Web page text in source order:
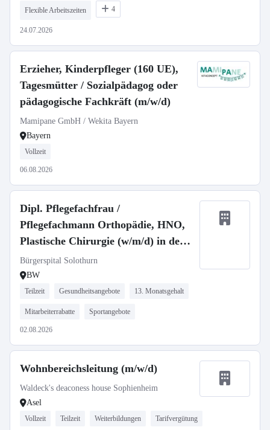
Flexible Arbeitszeiten 4
24.07.2026
Erzieher, Kinderpfleger (160 UE),
Tagesmütter / Sozialpädagog oder
pädagogische Fachkräft (m/w/d)
Mamipane GmbH / Wekita Bayern
Bayern
Vollzeit
06.08.2026
Dipl. Pflegefachfrau /
Pflegefachmann Orthopädie, HNO,
Plastische Chirurgie (w/m/d) in der
Schweiz
Bürgerspital Solothurn
BW
Teilzeit Gesundheitsangebote 13. Monatsgehalt
Mitarbeiterrabatte Sportangebote
02.08.2026
Wohnbereichsleitung (m/w/d)
Waldeck's deaconess house Sophienheim
Asel
Vollzeit Teilzeit Weiterbildungen Tarifvergütung